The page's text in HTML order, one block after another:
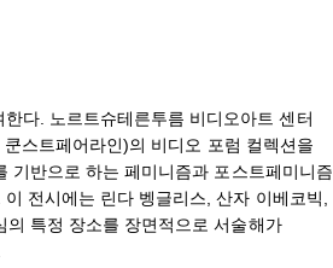
다. 노르트슈테른투름 비디오아트 센터
스트페어라인)의 비디오 포럼 컬렉션을
기반으로 하는 페미니즘과 포스트페미니즘
전시에는 린다 벵글리스, 산자 이베코빅,
특정 장소를 장면적으로 서술해가